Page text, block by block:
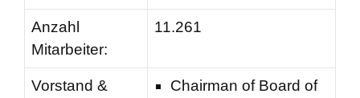
Anzahl
Mitarbeiter:
11.261
Vorstand &
Chairman of Board of